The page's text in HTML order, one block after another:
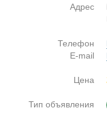
Адрес
Телефон
E-mail
Цена
Тип объявления